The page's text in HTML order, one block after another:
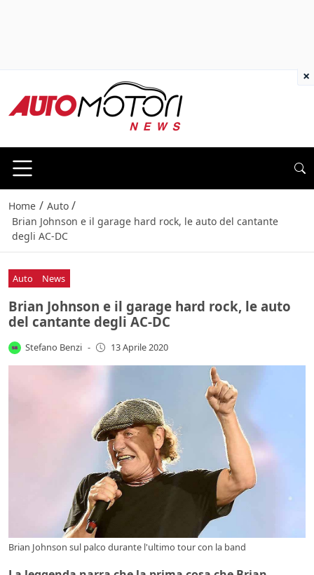
Home / Auto /
Brian Johnson e il garage hard rock, le auto del cantante
degli AC-DC
Auto News
Brian Johnson e il garage hard rock, le auto
del cantante degli AC-DC
Stefano Benzi - 13 Aprile 2020
Brian Johnson sul palco durante l'ultimo tour con la band
×